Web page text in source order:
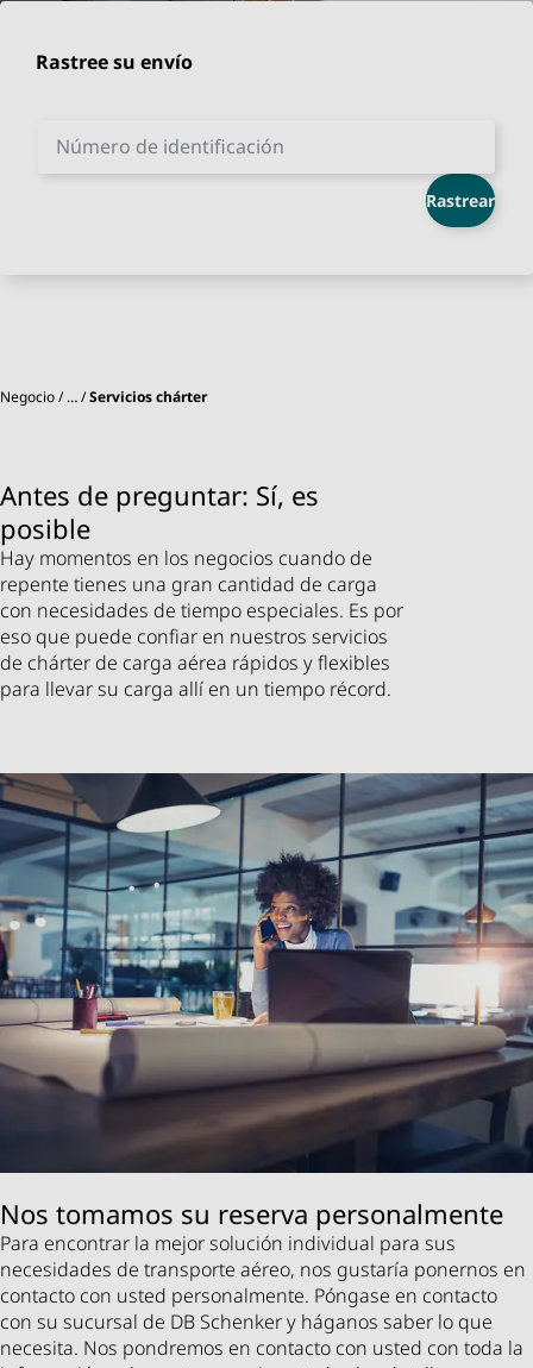
Rastree su envío
Número de identificación
Rastrear
Negocio … Servicios chárter
Antes de preguntar: Sí, es
posible
Hay momentos en los negocios cuando de
repente tienes una gran cantidad de carga
con necesidades de tiempo especiales. Es por
eso que puede confiar en nuestros servicios
de chárter de carga aérea rápidos y flexibles
para llevar su carga allí en un tiempo récord.
Nos tomamos su reserva personalmente
Para encontrar la mejor solución individual para sus
necesidades de transporte aéreo, nos gustaría ponernos en
contacto con usted personalmente. Póngase en contacto
con su sucursal de DB Schenker y háganos saber lo que
necesita. Nos pondremos en contacto con usted con toda la